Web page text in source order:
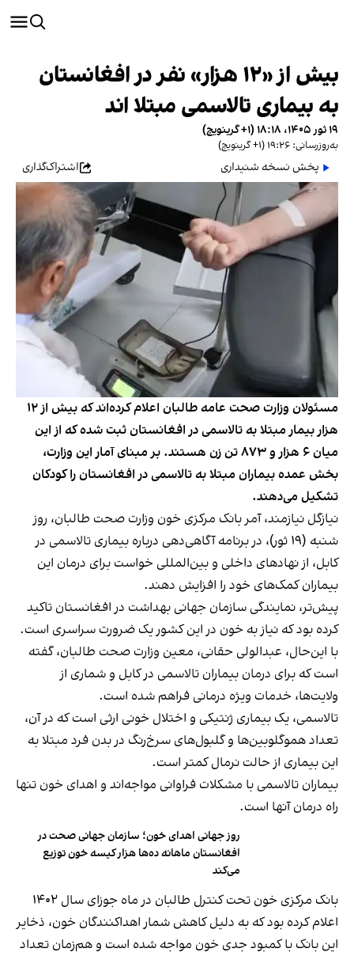
بیش از «۱۲ هزار» نفر در افغانستان
به بیماری تالاسمی مبتلا اند
۱۹ ثور ۱۴۰۵، ۱۸:۱۸ (‎+۱ گرینویچ)
به‌روزرسانی: ۱۹:۲۶ (‎+۱ گرینویچ)
پخش نسخه شنیداری اشتراک‌گذاری
مسئولان وزارت صحت عامه طالبان اعلام کرده‌اند که بیش از ۱۲
هزار بیمار مبتلا به تالاسمی در افغانستان ثبت شده‌ که از این
میان ۶ هزار و ۸۷۳ تن زن هستند. بر مبنای آمار این وزارت،
بخش عمده بیماران مبتلا به تالاسمی در افغانستان را کودکان
تشکیل می‌دهند.
نیازگل نیازمند، آمر بانک مرکزی خون وزارت صحت طالبان، روز
شنبه (۱۹ ثور)، در برنامه‌ آگاهی‌دهی درباره بیماری تالاسمی در
کابل، از نهادهای داخلی و بین‌المللی خواست برای درمان این
بیماران کمک‌های خود را افزایش دهند.
پیش‌تر، نمایندگی سازمان جهانی بهداشت در افغانستان تاکید
کرده بود که نیاز به خون در این کشور یک ضرورت سراسری است.
با این‌حال، عبدالولی حقانی، معین وزارت صحت طالبان، گفته
است که برای درمان بیماران تالاسمی در کابل و شماری از
ولایت‌ها، خدمات ویژه درمانی فراهم شده است.
تالاسمی، یک بیماری ژنتیکی و اختلال خونی ارثی است که در آن،
تعداد هموگلوبین‌ها و گلبول‌های سرخ‌رنگ در بدن فرد مبتلا به
این بیماری از حالت نرمال کمتر است.
بیماران تالاسمی با مشکلات فراوانی مواجه‌اند و اهدای خون تنها
راه درمان‌ آنها است.
روز جهانی اهدای خون؛ سازمان جهانی صحت در
افغانستان ماهانه ده‌ها هزار کیسه خون توزیع
می‌کند
بانک مرکزی خون تحت کنترل طالبان در ماه جوزای سال ۱۴۰۲
اعلام کرده بود که به دلیل کاهش شمار اهداکنندگان خون، ذخایر
این بانک با کمبود جدی خون مواجه شده است و هم‌زمان تعداد